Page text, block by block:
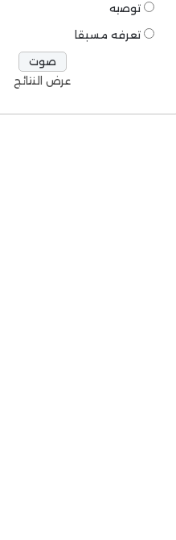
توصيه
تعرفه مسبقا
عرض النتائج